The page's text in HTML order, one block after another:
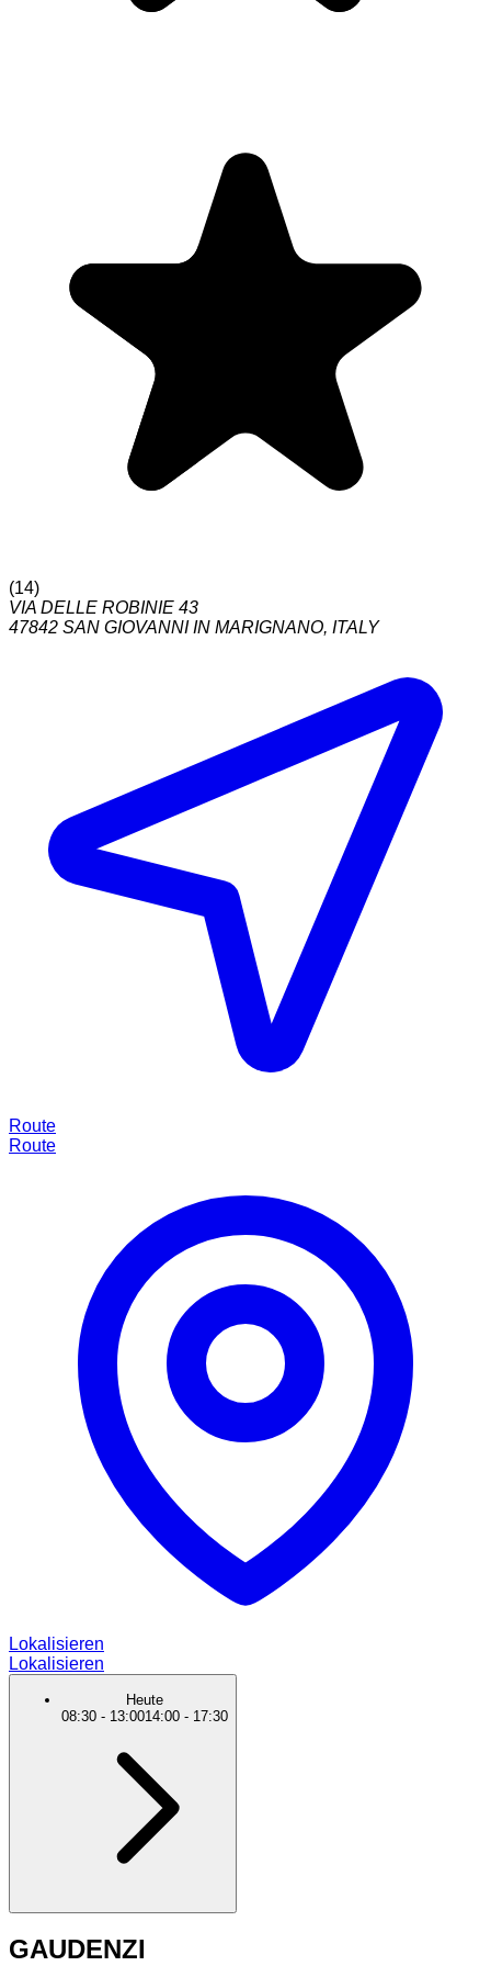
(14)
VIA DELLE ROBINIE 43
47842 SAN GIOVANNI IN MARIGNANO, ITALY
Route
Route
Lokalisieren
Lokalisieren
Heute
08:30 - 13:0014:00 - 17:30
GAUDENZI